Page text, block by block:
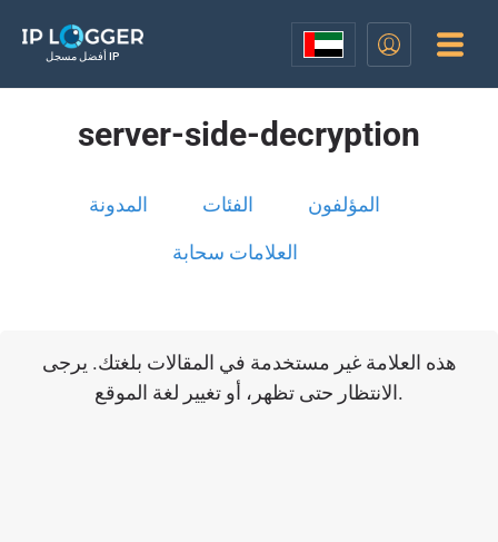
أفضل مسجل IP
server-side-decryption
المدونة الفئات المؤلفون
العلامات سحابة